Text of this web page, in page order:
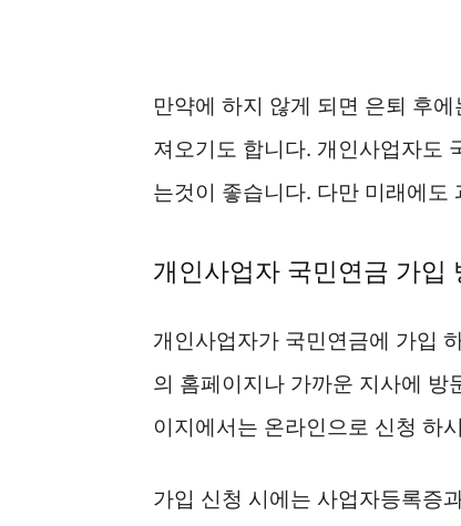
만약에 하지 않게 되면 은퇴 후
져오기도 합니다. 개인사업자도
는것이 좋습니다. 다만 미래에도
개인사업자 국민연금 가입
개인사업자가 국민연금에 가입
의 홈페이지나 가까운 지사에 방
이지에서는 온라인으로 신청 하
가입 신청 시에는 사업자등록증